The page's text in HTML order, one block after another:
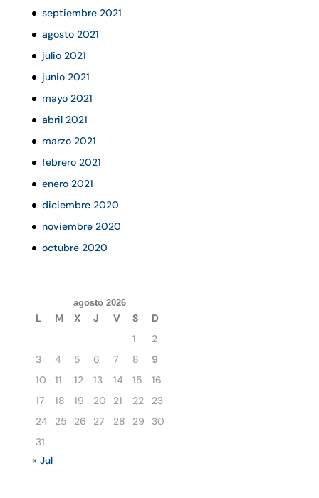
septiembre 2021
agosto 2021
julio 2021
junio 2021
mayo 2021
abril 2021
marzo 2021
febrero 2021
enero 2021
diciembre 2020
noviembre 2020
octubre 2020
agosto 2026
L M X J V S
D
1
2
3
4 5 6 7 8
9
10
11 12 13 14 15
16
17
18 19 20 21 22
23
24
25 26 27 28 29
30
31
« Jul